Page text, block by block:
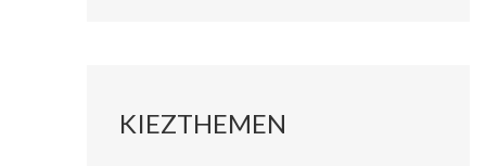
KIEZTHEMEN